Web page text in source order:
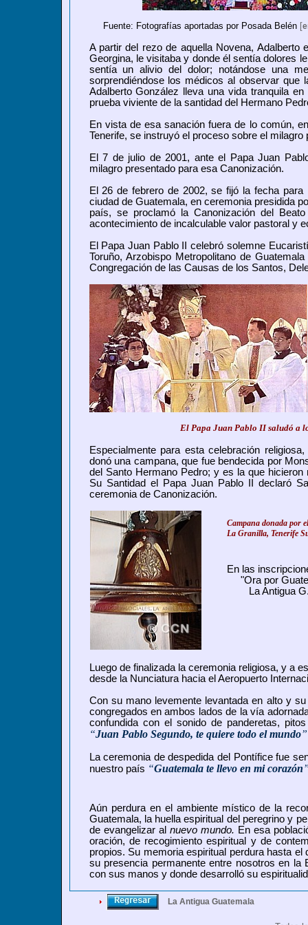
Fuente: Fotografías aportadas por Posada Belén [
A partir del rezo de aquella Novena,
Georgina, le visitaba y donde él sentía dolores
sentía un alivio del dolor; notándose una
sorprendiéndose los médicos al observar que
Adalberto González lleva una vida tranquila
prueba viviente de la santidad del Hermano
En vista de esa sanación fuera de lo común,
Tenerife, se instruyó el proceso sobre el
El 7 de julio de 2001, ante el Papa Juan
milagro presentado para esa Canonización.
El 26 de febrero de 2002, se fijó la fecha
ciudad de Guatemala, en ceremonia presidida
país, se proclamó la Canonización del
acontecimiento de incalculable valor pastoral y
El Papa Juan Pablo II celebró solemne
Toruño, Arzobispo Metropolitano de Guatemala
Congregación de las Causas de los Santos,
El Papa Juan Pablo II saludó a
Especialmente para esta celebración
donó una campana,que fue bendecida por
del Santo Hermano Pedro; y es la que
Su Santidad el Papa Juan Pablo II declaró
ceremonia de Canonización.
Campana donada por
La Granilla, Tenerife
En las
"Ora por
La Antigua
Luego de finalizada la ceremonia religiosa, y a
desde la Nunciatura hacia el Aeropuerto
Con su mano levemente levantada en alto y
congregados en ambos lados de la vía
confundida con el sonido de panderetas,
“Juan Pablo Segundo, te quiere todo el mundo”
La ceremonia de despedida del Pontífice fue
nuestro país “Guatemala te llevo en mi corazón
Aún perdura en el ambiente místico de la
Guatemala, la huella espiritual del peregrino y
de evangelizar al nuevo mundo. En esa
oración, de recogimiento espiritual y de
propios. Su memoria espiritual perdura hasta
su presencia permanente entre nosotros en
con sus manos y donde desarrolló su
La Antigua Guatemala